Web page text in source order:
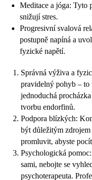
Meditace a jóga: Tyto
snižují stres.
Progresivní svalová
postupně napíná a
fyzické napětí.
Správná výživa a
pravidelný pohyb – to
jednoduchá
tvorbu endorfinů.
Podpora blízkých:
být důležitým
promluvit, abyste
Psychologická
sami, nebojte se
psychoterapeuta.